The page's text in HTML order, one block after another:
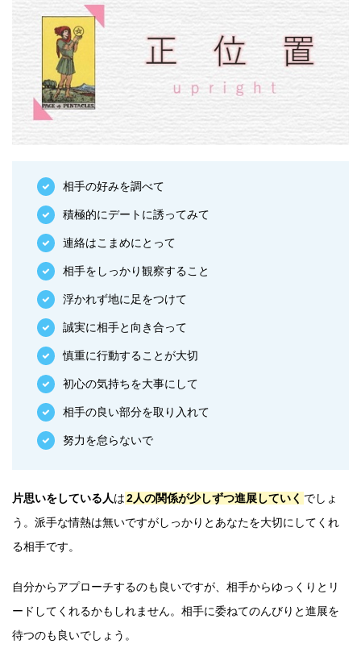
相手の好みを調べて
積極的にデートに誘ってみて
連絡はこまめにとって
相手をしっかり観察すること
浮かれず地に足をつけて
誠実に相手と向き合って
慎重に行動することが大切
初心の気持ちを大事にして
相手の良い部分を取り入れて
努力を怠らないで
片思いをしている人は2人の関係が少しずつ進展していく でしょ
う。派手な情熱は無いですがしっかりとあなたを大切にしてくれ
る相手です。
自分からアプローチするのも良いですが、相手からゆっくりとリ
ードしてくれるかもしれません。相手に委ねてのんびりと進展を
待つのも良いでしょう。